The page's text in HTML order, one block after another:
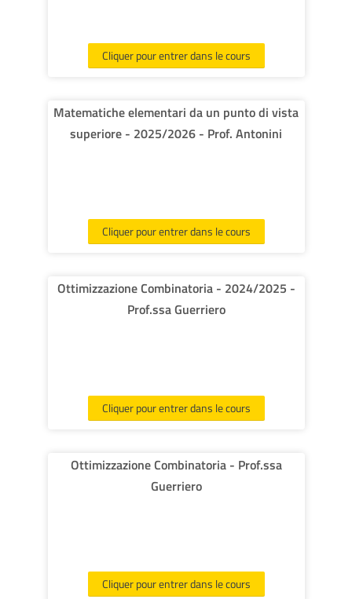
Cliquer pour entrer dans le cours
Matematiche elementari da un punto di vista
superiore - 2025/2026 - Prof. Antonini
Cliquer pour entrer dans le cours
Ottimizzazione Combinatoria - 2024/2025 -
Prof.ssa Guerriero
Cliquer pour entrer dans le cours
Ottimizzazione Combinatoria - Prof.ssa
Guerriero
Cliquer pour entrer dans le cours